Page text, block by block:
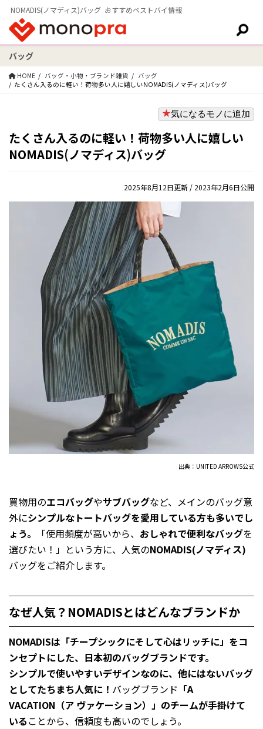
NOMADIS(ノマディス)バッグ おすすめベストバイ情報
検索:
バッグ
HOME バッグ・小物・ブランド雑貨
バッグ
たくさん入るのに軽い！荷物多い人に嬉しいNOMADIS(ノマディス)バッグ
気になるモノに追加
たくさん入るのに軽い！荷物多い人に嬉しい
NOMADIS(ノマディス)バッグ
2025年8月12日更新 / 2023年2月6日公開
出典：UNITED ARROWS公式
買物用のエコバッグやサブバッグなど、メインのバッグ意
外にシンプルなトートバッグを愛用している方も多いでし
ょう。
「使用頻度が高いから、 おしゃれで便利なバッグを
選びたい！」という方に、人気のNOMADIS(ノマディス)
バッグをご紹介します。
なぜ人気？NOMADISとはどんなブランドか
NOMADISは「チープシックにそして心はリッチに」をコ
ンセプトにした、日本初のバッグブランドです。
シンプルで使いやすいデザインなのに、他にはないバッグ
としてたちまち人気に！ バッグブランド 「A
VACATION（ア ヴァケーション）」のチームが手掛けて
いることから、信頼度も高いのでしょう。